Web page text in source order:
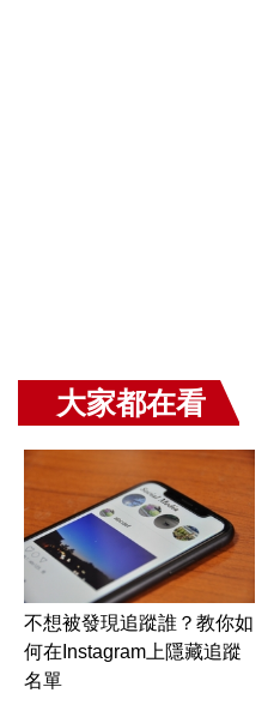
大家都在看
不想被發現追蹤誰？教你如
何在Instagram上隱藏追蹤
名單